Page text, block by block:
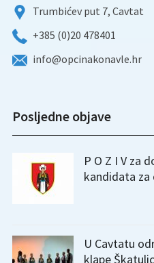
Trumbićev put 7, Cavtat
+385 (0)20 478401
info@opcinakonavle.hr
Posljedne objave
P O Z I V za
kandidata za
U Cavtatu
klape